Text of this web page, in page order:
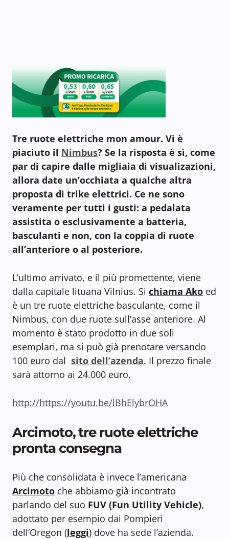
Tre ruote elettriche mon amour. Vi è
piaciuto il Nimbus? Se la risposta è sì, come
par di capire dalle migliaia di visualizazioni,
allora date un’occhiata a qualche altra
proposta di trike elettrici. Ce ne sono
veramente per tutti i gusti: a pedalata
assistita o esclusivamente a batteria,
basculanti e non, con la coppia di ruote
all’anteriore o al posteriore.
L’ultimo arrivato, e il più promettente, viene
dalla capitale lituana Vilnius. Si chiama Ako ed
è un tre ruote elettriche basculante, come il
Nimbus, con due ruote sull’asse anteriore. Al
momento è stato prodotto in due soli
esemplari, ma si può già prenotare versando
100 euro dal sito dell’azenda. Il prezzo finale
sarà attorno ai 24.000 euro.
http://https://youtu.be/lBhElybrOHA
Arcimoto, tre ruote elettriche
pronta consegna
Più che consolidata è invece l’americana
Arcimoto che abbiamo già incontrato
parlando del suo FUV (Fun Utility Vehicle),
adottato per esempio dai Pompieri
dell’Oregon (leggi) dove ha sede l’azienda.